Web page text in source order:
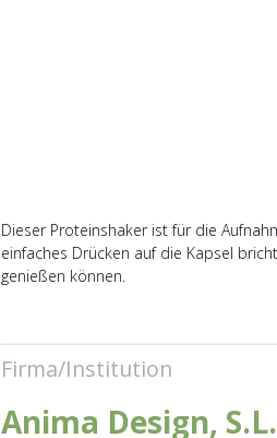
Dieser Proteinshaker ist für die
einfaches Drücken auf die Kapsel
genießen können.
Firma/Institution
Anima Design, S.L.